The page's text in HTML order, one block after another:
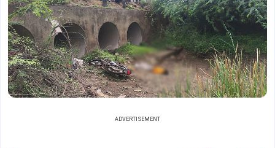
ADVERTISEMENT